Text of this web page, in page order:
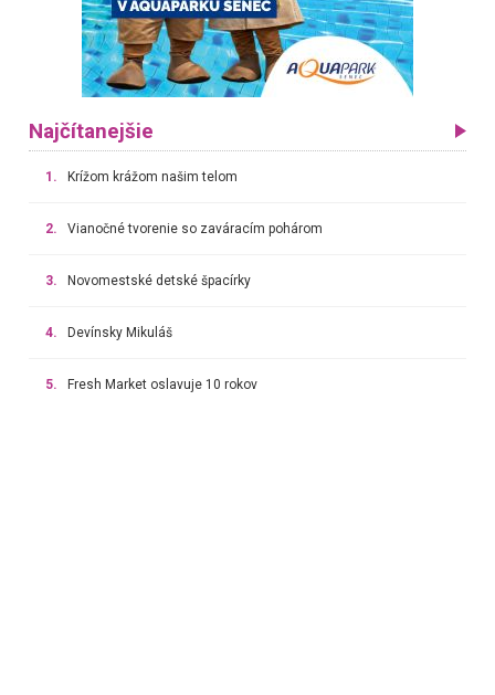
Najčítanejšie
1. Krížom krážom našim telom
2. Vianočné tvorenie so zaváracím pohárom
3. Novomestské detské špacírky
4. Devínsky Mikuláš
5. Fresh Market oslavuje 10 rokov